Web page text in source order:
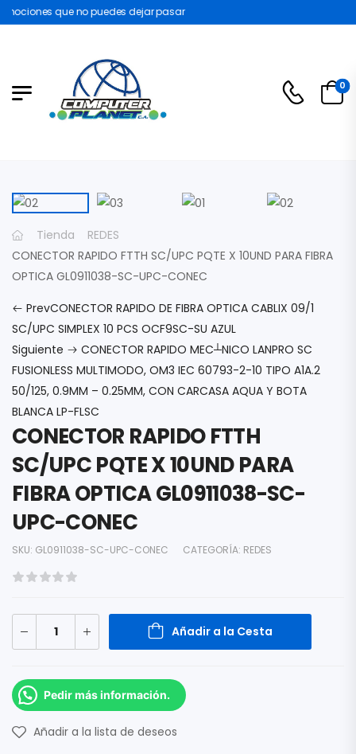
que no puedes dejar pasar
0
Tienda
REDES
CONECTOR RAPIDO FTTH SC/UPC PQTE X 10UND PARA FIBRA
OPTICA GL0911038-SC-UPC-CONEC
PrevCONECTOR RAPIDO DE FIBRA OPTICA CABLIX 09/1
SC/UPC SIMPLEX 10 PCS OCF9SC-SU AZUL
Siguiente
CONECTOR RAPIDO MEC┴NICO LANPRO SC
FUSIONLESS MULTIMODO, OM3 IEC 60793-2-10 TIPO A1A.2
50/125, 0.9MM – 0.25MM, CON CARCASA AQUA Y BOTA
BLANCA LP-FLSC
CONECTOR RAPIDO FTTH
SC/UPC PQTE X 10UND PARA
FIBRA OPTICA GL0911038-SC-
UPC-CONEC
SKU: GL0911038-SC-UPC-CONEC CATEGORÍA: REDES
Añadir a la Cesta
Pedir más información.
Añadir a la lista de deseos